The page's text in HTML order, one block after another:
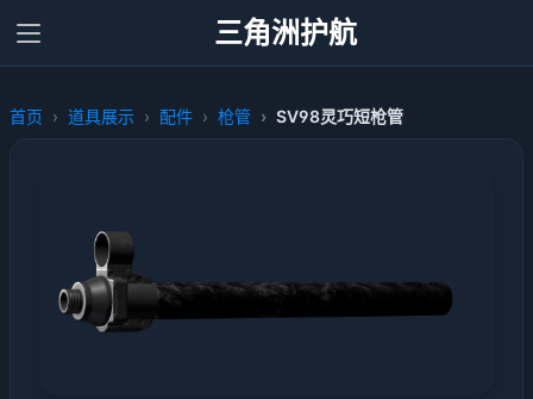
三角洲护航
首页 道具展示 配件 枪管 SV98灵巧短枪管